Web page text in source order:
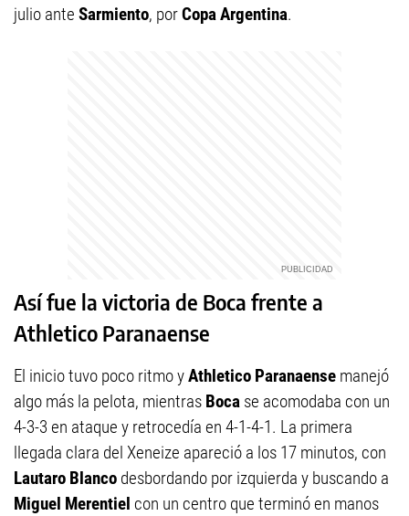
julio ante Sarmiento, porCopa Argentina.
Así fue la victoria de Boca frente a
Athletico Paranaense
El inicio tuvo poco ritmo yAthletico Paranaense manejó
algo más la pelota, mientras Boca se acomodaba con un
4-3-3 en ataque y retrocedía en 4-1-4-1. La primera
llegada clara del Xeneize apareció a los 17 minutos, con
Lautaro Blanco desbordando por izquierda y buscando a
Miguel Merentiel con un centro que terminó en manos